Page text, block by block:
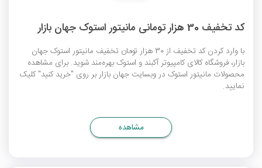
کد تخفیف 30 هزار تومانی مانیتور استوک جهان بازار
با وارد کردن کد تخفیف از 30 هزار تومان تخفیف مانیتور استوک جهان
بازار، فروشگاه کالای کامپیوتر آکبند و استوک بهره‌مند شوید. برای مشاهده
محصولات مانیتور استوک در وبسایت جهان بازار بر روی "خرید کنید" کلیک
نمایید.
مشاهده